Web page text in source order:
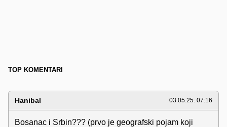
TOP KOMENTARI
Hanibal 03.05.25. 07:16
Bosanac i Srbin??? (prvo je geografski pojam koji